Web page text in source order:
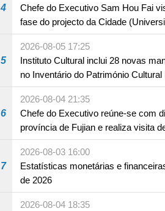
Macau, realizou, este ano, a sua 11.ª
4
Chefe do Executivo Sam Hou Fai
fase do projecto da Cidade
Educação Internacional de Macau
5
2026-08-05 17:25
Instituto Cultural inclui 28 novas
no Inventário do Património Cultural
6
2026-08-04 21:35
Chefe do Executivo reúne-se com
província de Fujian e realiza visita
em Fuzhou
7
2026-08-03 16:00
Estatísticas monetárias e
de 2026
2026-08-04 18:35